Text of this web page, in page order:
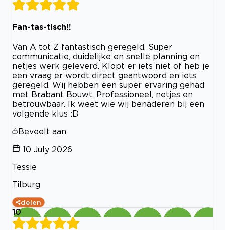
Fan-tas-tisch!!
Van A tot Z fantastisch geregeld. Super
communicatie, duidelijke en snelle planning en
netjes werk geleverd. Klopt er iets niet of heb je
een vraag er wordt direct geantwoord en iets
geregeld. Wij hebben een super ervaring gehad
met Brabant Bouwt. Professioneel, netjes en
betrouwbaar. Ik weet wie wij benaderen bij een
volgende klus :D
Beveelt aan
10 July 2026
Tessie
Tilburg
delen
10